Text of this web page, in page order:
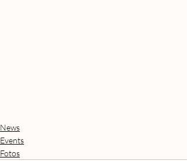
News
Events
Fotos